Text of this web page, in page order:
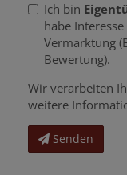
Ich bin
habe
Vermarktung
Bewertung).
Wir verarbeiten
weitere
Senden